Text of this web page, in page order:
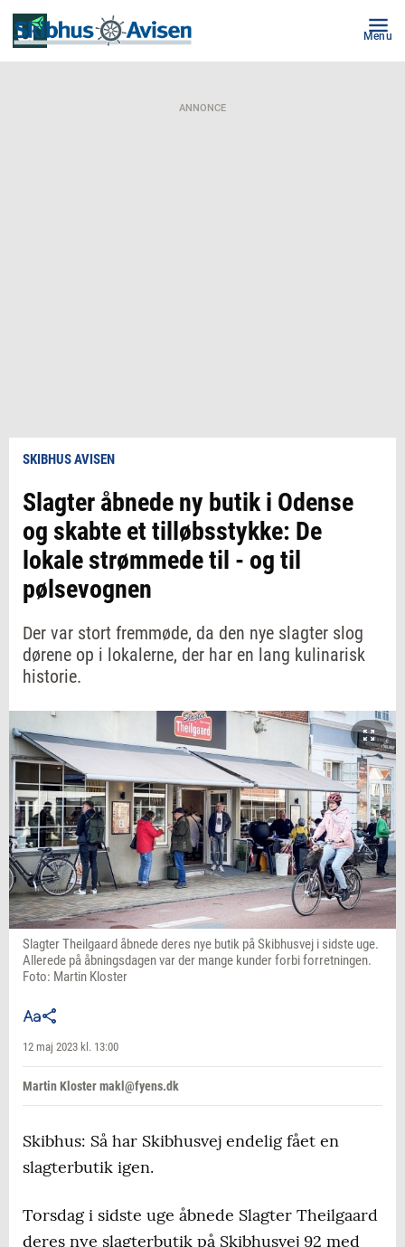
Menu
ANNONCE
SKIBHUS AVISEN
Slagter åbnede ny butik i Odense
og skabte et tilløbsstykke: De
lokale strømmede til - og til
pølsevognen
Der var stort fremmøde, da den nye slagter slog
dørene op i lokalerne, der har en lang kulinarisk
historie.
Slagter Theilgaard åbnede deres nye butik på Skibhusvej i sidste uge.
Allerede på åbningsdagen var der mange kunder forbi forretningen.
Foto: Martin Kloster
12 maj 2023 kl. 13:00
Martin Kloster makl@fyens.dk
Skibhus: Så har Skibhusvej endelig fået en
slagterbutik igen.
Torsdag i sidste uge åbnede Slagter Theilgaard
deres nye slagterbutik på Skibhusvej 92 med